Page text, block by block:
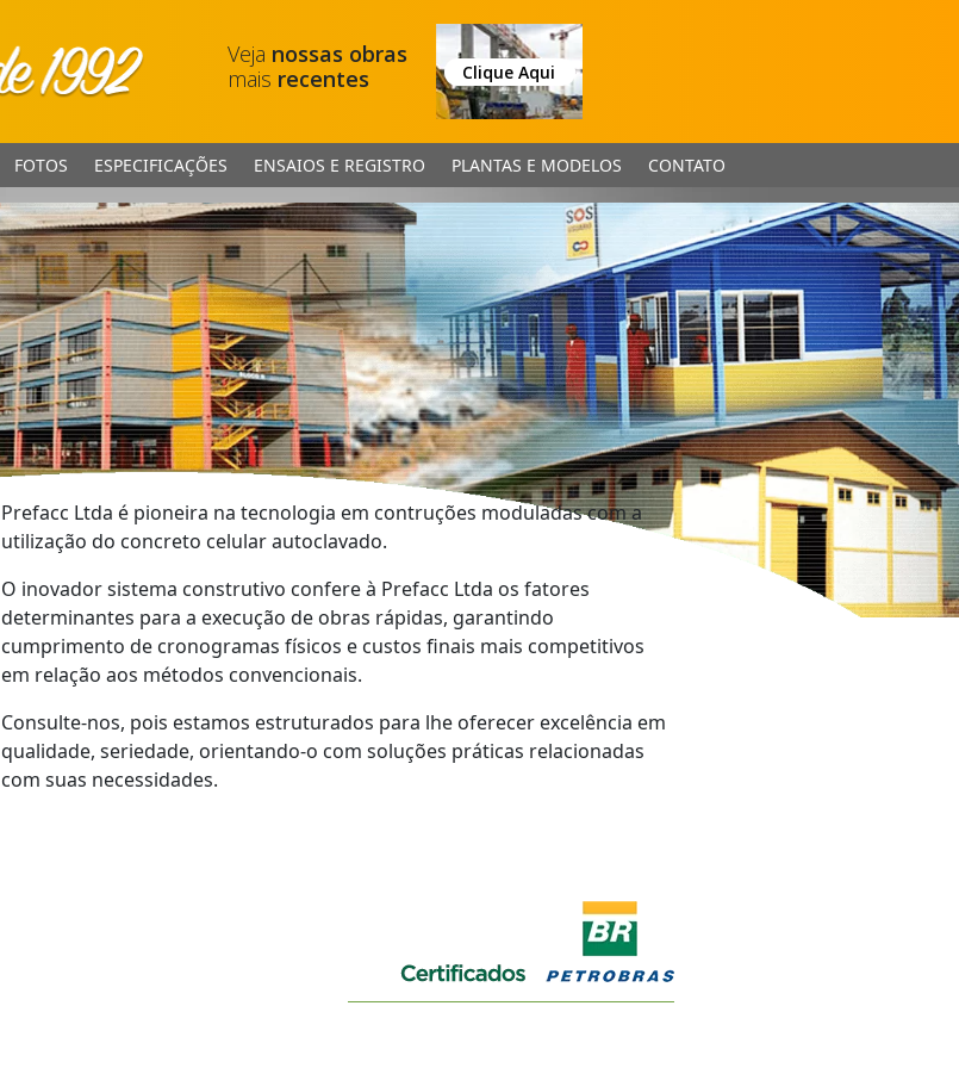
Veja nossas obras
mais recentes Clique Aqui
FOTOS ESPECIFICAÇÕES ENSAIOS E REGISTRO PLANTAS E MODELOS CONTATO
Prefacc Ltda é pioneira na tecnologia em contruções moduladas com a
utilização do concreto celular autoclavado.
O inovador sistema construtivo confere à Prefacc Ltda os fatores
determinantes para a execução de obras rápidas, garantindo
cumprimento de cronogramas físicos e custos finais mais competitivos
em relação aos métodos convencionais.
Consulte-nos, pois estamos estruturados para lhe oferecer excelência em
qualidade, seriedade, orientando-o com soluções práticas relacionadas
com suas necessidades.